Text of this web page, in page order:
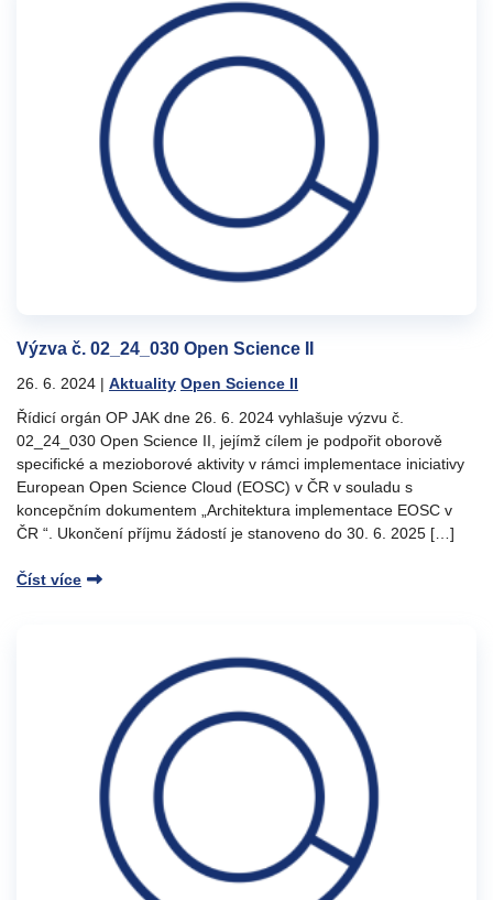
Výzva č. 02_24_030 Open Science II
26. 6. 2024 | Aktuality Open Science II
Řídicí orgán OP JAK dne 26. 6. 2024 vyhlašuje výzvu č.
02_24_030 Open Science II, jejímž cílem je podpořit oborově
specifické a mezioborové aktivity v rámci implementace iniciativy
European Open Science Cloud (EOSC) v ČR v souladu s
koncepčním dokumentem „Architektura implementace EOSC v
ČR “. Ukončení příjmu žádostí je stanoveno do 30. 6. 2025 […]
Číst více